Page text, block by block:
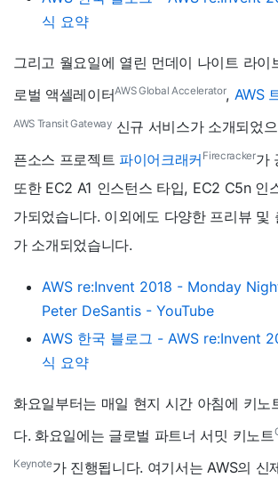
식 요약
그리고 월요일에 열린 먼데이 나이트 라이
로벌 액셀레이터AWS Global Accelerator, AWS
AWS Transit Gateway신규 서비스가 소개되었
픈소스 프로젝트 파이어크래커 Firecracker가
또한 EC2 A1 인스턴스 타입, EC2 C5n 인
가되었습니다. 이외에도 다양한 프리뷰 및
가 소개되었습니다.
AWS re:Invent 2018 - Monday
Peter DeSantis - YouTube
AWS 한국 블로그 - AWS re:Invent
식 요약
화요일부터는 매일 현지 시간 아침에 키노
다. 화요일에는 글로벌 파트너 서밋 키노트
Keynote가 진행됩니다. 여기서는 AWS의 신